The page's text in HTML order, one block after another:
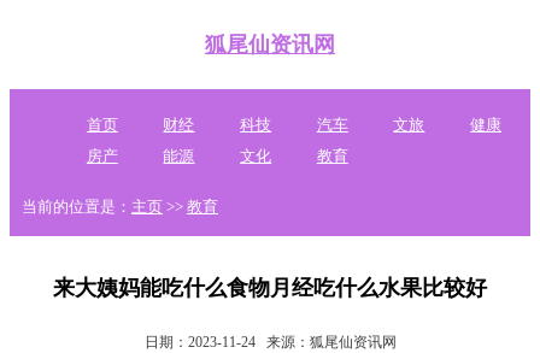
狐尾仙资讯网
首页 财经 科技 汽车 文旅
健康
房产
能源 文化 教育
当前的位置是： 主页 >> 教育
来大姨妈能吃什么食物月经吃什么水果比较好
日期：2023-11-24 来源：狐尾仙资讯网